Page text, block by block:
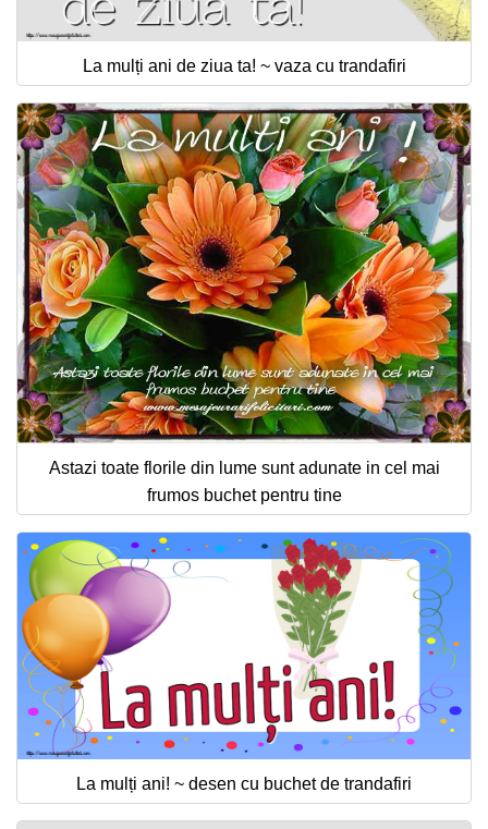
La mulți ani de ziua ta! ~ vaza cu trandafiri
Astazi toate florile din lume sunt adunate in cel mai
frumos buchet pentru tine
La mulți ani! ~ desen cu buchet de trandafiri